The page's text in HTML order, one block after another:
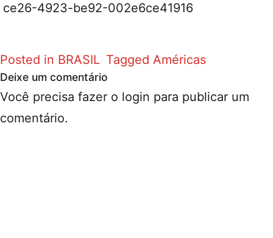
ce26-4923-be92-002e6ce41916
Posted in BRASIL Tagged Américas
Deixe um comentário
Você precisa fazer o login para publicar um
comentário.